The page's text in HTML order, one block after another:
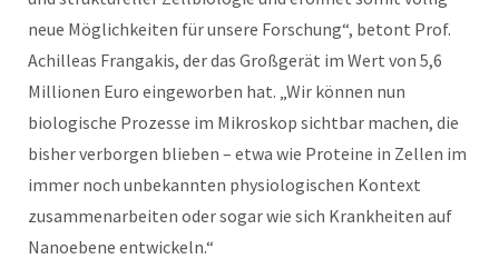
neue Möglichkeiten für unsere Forschung“, betont Prof.
Achilleas Frangakis, der das Großgerät im Wert von 5,6
Millionen Euro eingeworben hat. „Wir können nun
biologische Prozesse im Mikroskop sichtbar machen, die
bisher verborgen blieben – etwa wie Proteine in Zellen im
immer noch unbekannten physiologischen Kontext
zusammenarbeiten oder sogar wie sich Krankheiten auf
Nanoebene entwickeln.“